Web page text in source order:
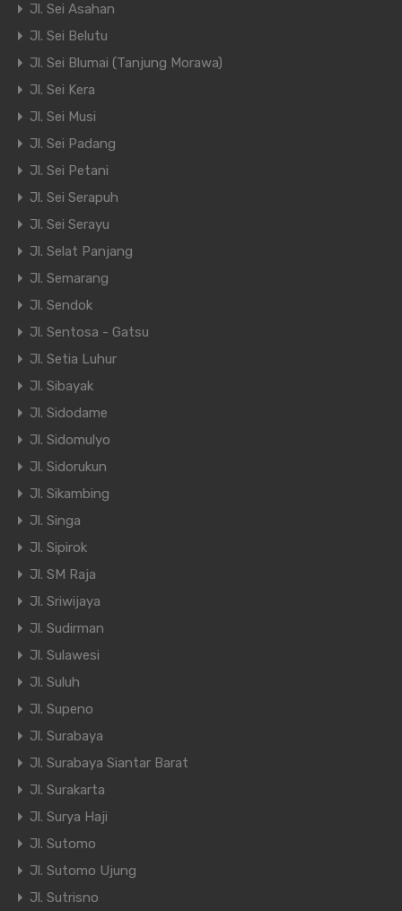
Jl. Sei Asahan
Jl. Sei Belutu
Jl. Sei Blumai (Tanjung Morawa)
Jl. Sei Kera
Jl. Sei Musi
Jl. Sei Padang
Jl. Sei Petani
Jl. Sei Serapuh
Jl. Sei Serayu
Jl. Selat Panjang
Jl. Semarang
Jl. Sendok
Jl. Sentosa - Gatsu
Jl. Setia Luhur
Jl. Sibayak
Jl. Sidodame
Jl. Sidomulyo
Jl. Sidorukun
Jl. Sikambing
Jl. Singa
Jl. Sipirok
Jl. SM Raja
Jl. Sriwijaya
Jl. Sudirman
Jl. Sulawesi
Jl. Suluh
Jl. Supeno
Jl. Surabaya
Jl. Surabaya Siantar Barat
Jl. Surakarta
Jl. Surya Haji
Jl. Sutomo
Jl. Sutomo Ujung
Jl. Sutrisno